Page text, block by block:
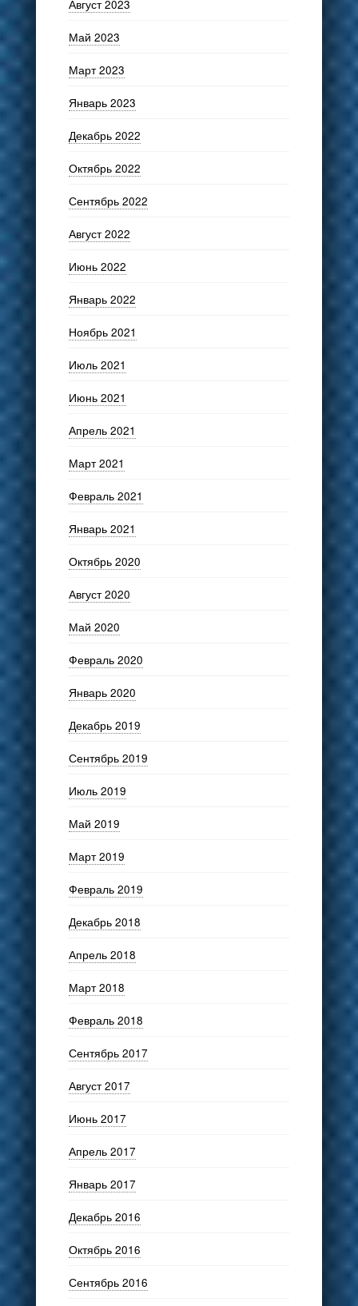
Август 2023
Май 2023
Март 2023
Январь 2023
Декабрь 2022
Октябрь 2022
Сентябрь 2022
Август 2022
Июнь 2022
Январь 2022
Ноябрь 2021
Июль 2021
Июнь 2021
Апрель 2021
Март 2021
Февраль 2021
Январь 2021
Октябрь 2020
Август 2020
Май 2020
Февраль 2020
Январь 2020
Декабрь 2019
Сентябрь 2019
Июль 2019
Май 2019
Март 2019
Февраль 2019
Декабрь 2018
Апрель 2018
Март 2018
Февраль 2018
Сентябрь 2017
Август 2017
Июнь 2017
Апрель 2017
Январь 2017
Декабрь 2016
Октябрь 2016
Сентябрь 2016